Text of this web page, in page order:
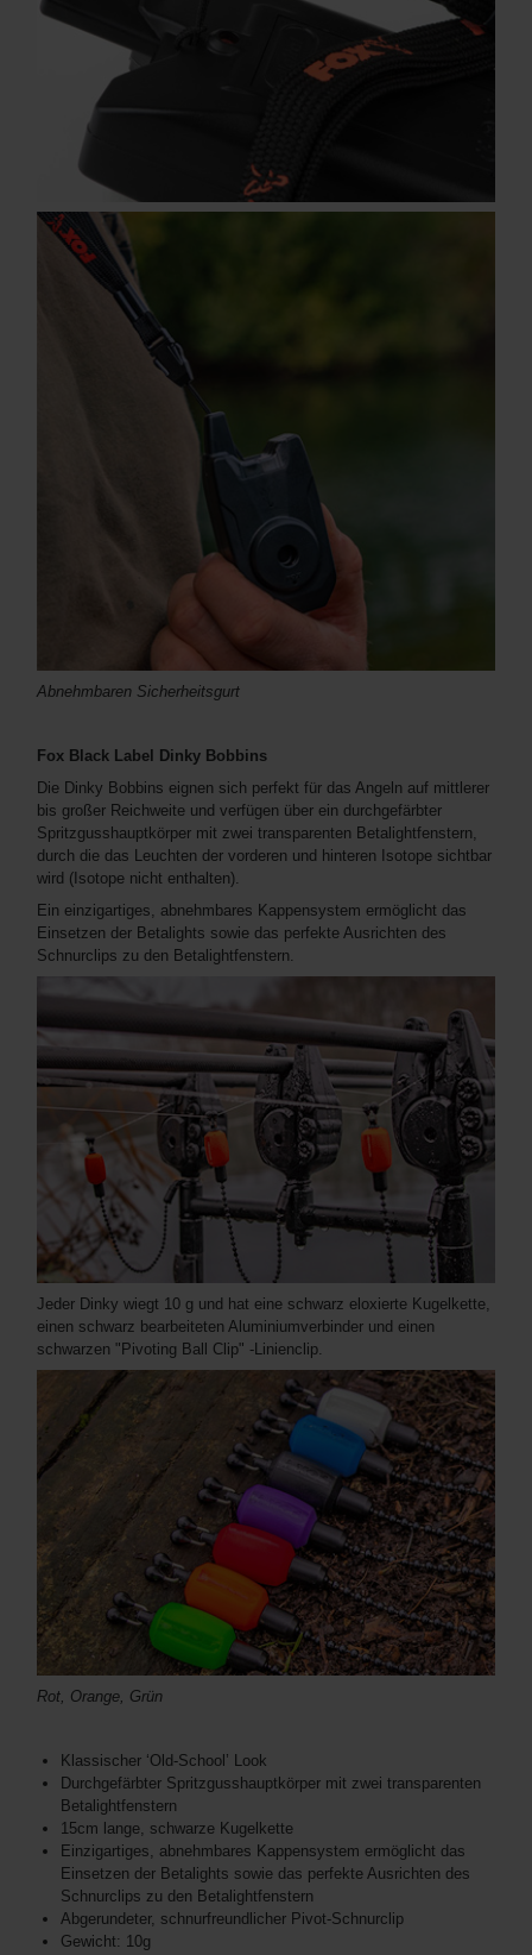
Abnehmbaren Sicherheitsgurt
Fox Black Label Dinky Bobbins
Die Dinky Bobbins eignen sich perfekt für das Angeln auf mittlerer
bis großer Reichweite und verfügen über ein durchgefärbter
Spritzgusshauptkörper mit zwei transparenten Betalightfenstern,
durch die das Leuchten der vorderen und hinteren Isotope sichtbar
wird (Isotope nicht enthalten).
Ein einzigartiges, abnehmbares Kappensystem ermöglicht das
Einsetzen der Betalights sowie das perfekte Ausrichten des
Schnurclips zu den Betalightfenstern.
Jeder Dinky wiegt 10 g und hat eine schwarz eloxierte Kugelkette,
einen schwarz bearbeiteten Aluminiumverbinder und einen
schwarzen "Pivoting Ball Clip" -Linienclip.
Rot, Orange, Grün
Klassischer ‘Old-School’ Look
Durchgefärbter Spritzgusshauptkörper mit zwei transparenten
Betalightfenstern
15cm lange, schwarze Kugelkette
Einzigartiges, abnehmbares Kappensystem ermöglicht das
Einsetzen der Betalights sowie das perfekte Ausrichten des
Schnurclips zu den Betalightfenstern
Abgerundeter, schnurfreundlicher Pivot-Schnurclip
Gewicht: 10g